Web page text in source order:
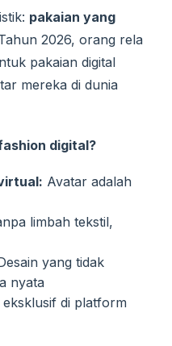
pakaian yang
2026, orang rela
pakaian digital
mereka di dunia
digital?
Avatar adalah
limbah tekstil,
yang tidak
nyata
eksklusif di platform